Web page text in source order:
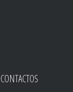
CONTACTOS